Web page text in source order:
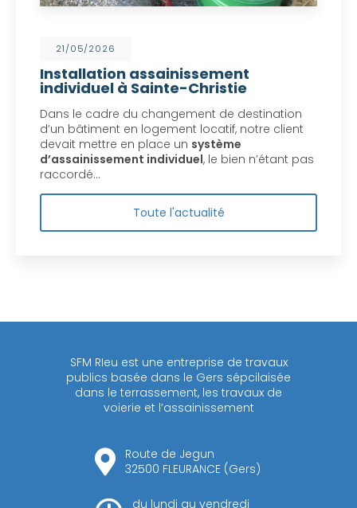
21/05/2026
Installation assainissement
individuel à Sainte-Christie
Dans le cadre du changement de destination
d’un bâtiment en logement locatif, notre client
devait mettre en place un système
d’assainissement individuel, le bien n’étant pas
raccordé…
Toute l'actualité
SFM RIeu est une entreprise de travaux
publics basée dans le Gers sépcilaisée
dans le terrassement, les travaux de
voierie et l’assainissement
Route de Jegun
32500 FLEURANCE (Gers)
du lundi au vendredi